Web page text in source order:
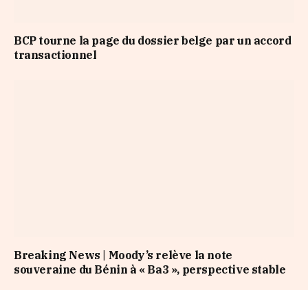
BCP tourne la page du dossier belge par un accord
transactionnel
Breaking News | Moody’s relève la note
souveraine du Bénin à « Ba3 », perspective stable